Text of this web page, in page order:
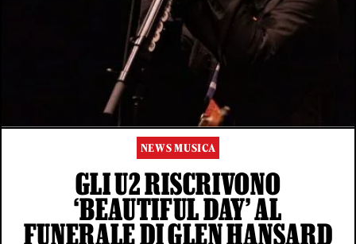
NEWS MUSICA
GLI U2 RISCRIVONO
‘BEAUTIFUL DAY’ AL
FUNERALE DI GLEN HANSARD